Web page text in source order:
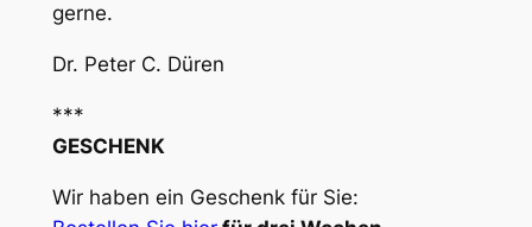
gerne.
Dr. Peter C. Düren
***
GESCHENK
Wir haben ein Geschenk für Sie: